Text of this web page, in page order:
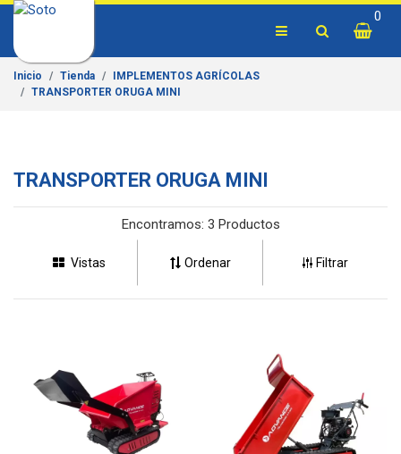
0
Inicio Tienda
IMPLEMENTOS AGRÍCOLAS
TRANSPORTER ORUGA MINI
TRANSPORTER ORUGA MINI
Encontramos: 3 Productos
Vistas Ordenar Filtrar